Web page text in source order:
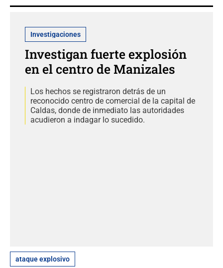
Investigaciones
Investigan fuerte explosión
en el centro de Manizales
Los hechos se registraron detrás de un
reconocido centro de comercial de la capital de
Caldas, donde de inmediato las autoridades
acudieron a indagar lo sucedido.
ataque explosivo